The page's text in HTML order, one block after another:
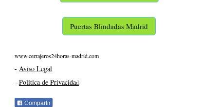
Puertas Blindadas Madrid
www.cerrajeros24horas-madrid.com
- Aviso Legal
- Politica de Privacidad
Compartir